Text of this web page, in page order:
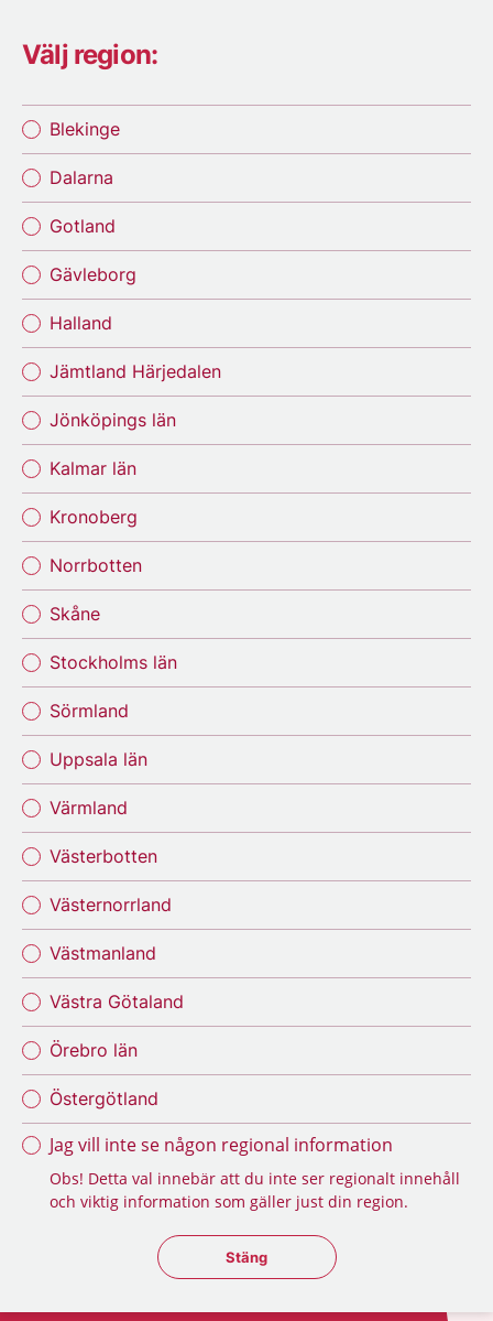
Välj region:
Blekinge
Dalarna
Gotland
Gävleborg
Halland
Jämtland Härjedalen
Jönköpings län
Kalmar län
Kronoberg
Norrbotten
Skåne
Stockholms län
Sörmland
Uppsala län
Värmland
Västerbotten
Västernorrland
Västmanland
Västra Götaland
Örebro län
Östergötland
Jag vill inte se någon regional information
Obs! Detta val innebär att du inte ser regionalt innehåll
och viktig information som gäller just din region.
Stäng regionsväljaren
Stäng